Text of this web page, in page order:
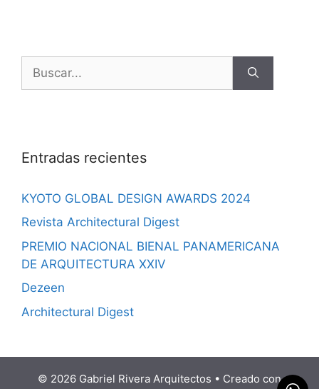
Entradas recientes
KYOTO GLOBAL DESIGN AWARDS 2024
Revista Architectural Digest
PREMIO NACIONAL BIENAL PANAMERICANA
DE ARQUITECTURA XXIV
Dezeen
Architectural Digest
© 2026 Gabriel Rivera Arquitectos • Creado con